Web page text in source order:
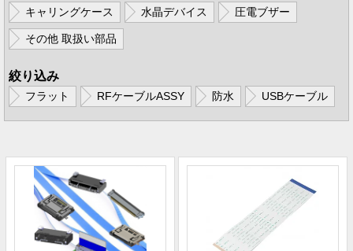
キャリングケース 水晶デバイス 圧電ブザー
その他 取扱い部品
絞り込み
フラット RFケーブルASSY 防水 USBケーブル